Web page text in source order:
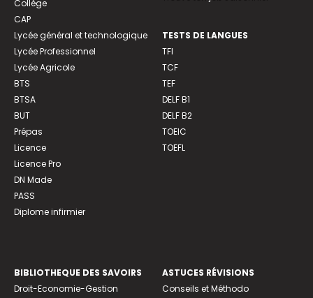
Collège
CAP
Lycée général et technologique
Lycée Professionnel
Lycée Agricole
BTS
BTSA
BUT
Prépas
Licence
Licence Pro
DN Made
PASS
Diplome infirmier
TESTS DE LANGUES
TFI
TCF
TEF
DELF B1
DELF B2
TOEIC
TOEFL
BIBLIOTHEQUE DES SAVOIRS
Droit-Economie-Gestion
ASTUCES RÉVISIONS
Conseils et Méthodo